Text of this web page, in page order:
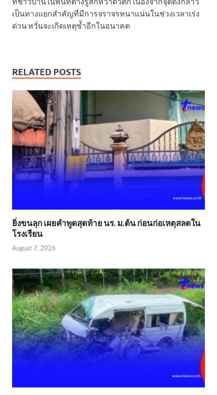
เป็นทางแยกสำคัญที่มีการจราจรหนาแน่นในช่วงเวลาเร่ง
ด่วน หวั่นจะเกิดเหตุซ้ำอีกในอนาคต
RELATED POSTS
ยิ่งขนลุก เผยคำพูดสุดท้าย นร. ม.ต้น ก่อนก่อเหตุสลดใน
โรงเรียน
August 7, 2026